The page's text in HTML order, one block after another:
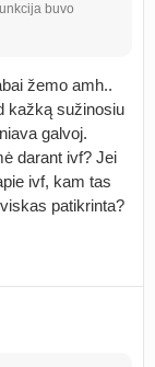
buvo
žemo amh..
kažką sužinosiu
galvoj.
darant ivf? Jei
ivf, kam tas
patikrinta?